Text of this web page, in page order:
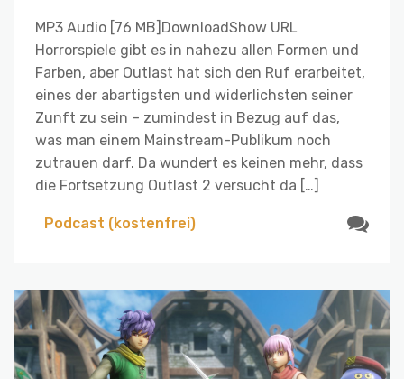
MP3 Audio [76 MB]DownloadShow URL
Horrorspiele gibt es in nahezu allen Formen und
Farben, aber Outlast hat sich den Ruf erarbeitet,
eines der abartigsten und widerlichsten seiner
Zunft zu sein – zumindest in Bezug auf das,
was man einem Mainstream-Publikum noch
zutrauen darf. Da wundert es keinen mehr, dass
die Fortsetzung Outlast 2 versucht da […]
Podcast (kostenfrei)